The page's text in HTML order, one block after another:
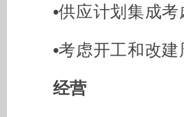
•供应计划集成
•考虑开工和改
经营